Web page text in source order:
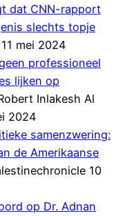
dat CNN-rapport
slechts topje
mei 2024
professioneel
lijken op
Inlakesh Al
2024
samenzwering:
de Amerikaanse
10
op Dr. Adnan